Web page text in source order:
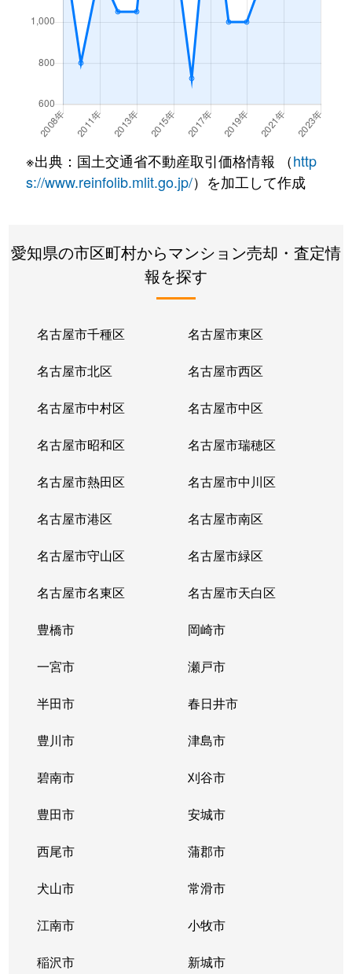
※出典：国土交通省不動産取引価格情報 （http
s://www.reinfolib.mlit.go.jp/）を加工して作成
愛知県の市区町村からマンション売却・査定情
報を探す
名古屋市千種区 名古屋市東区
名古屋市北区 名古屋市西区
名古屋市中村区 名古屋市中区
名古屋市昭和区 名古屋市瑞穂区
名古屋市熱田区 名古屋市中川区
名古屋市港区 名古屋市南区
名古屋市守山区 名古屋市緑区
名古屋市名東区 名古屋市天白区
豊橋市 岡崎市
一宮市 瀬戸市
半田市 春日井市
豊川市 津島市
碧南市 刈谷市
豊田市 安城市
西尾市 蒲郡市
犬山市 常滑市
江南市 小牧市
稲沢市 新城市